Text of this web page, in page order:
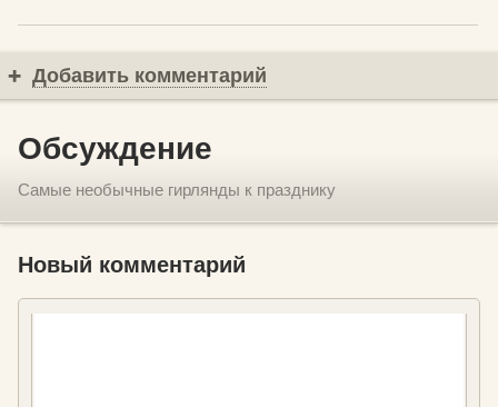
Добавить комментарий
Обсуждение
Самые необычные гирлянды к празднику
Новый комментарий